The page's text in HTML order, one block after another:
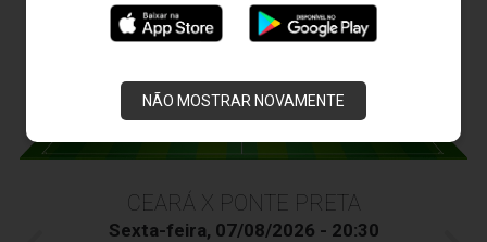
NÃO MOSTRAR NOVAMENTE
CEARÁ X PONTE PRETA
Sexta-feira, 07/08/2026 - 20:30